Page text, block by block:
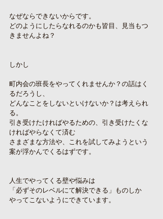
なぜならできないからです。
どのようにしたらなれるのかも皆目、見当もつ
きませんよね？
しかし
町内会の班長をやってくれませんか？の話はく
るだろうし、
どんなことをしないといけないか？は考えられ
る。
引き受けたければやるための、引き受けたくな
ければやらなくて済む
さまざまな方法や、これを試してみようという
案が浮かんでくるはずです。
人生でやってくる壁や悩みは
「必ずそのレベルにて解決できる」ものしか
やってこないようにできています。